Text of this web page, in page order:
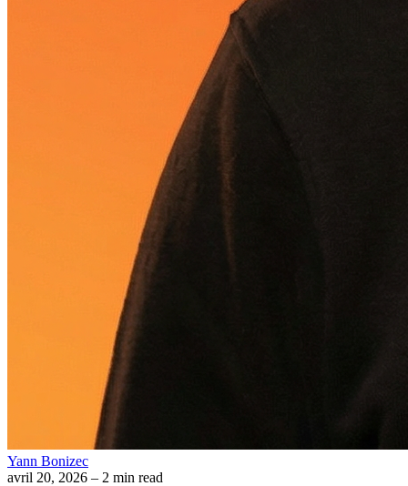
Yann Bonizec
avril 20, 2026 – 2 min read